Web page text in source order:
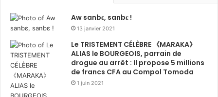
Aw sanbɛ, sanbɛ !
13 janvier 2021
Le TRISTEMENT CÉLÈBRE 《MARAKA》
ALIAS le BOURGEOIS, parrain de
drogue au arrêt : Il propose 5 millions
de francs CFA au Compol Tomoda
1 juin 2021